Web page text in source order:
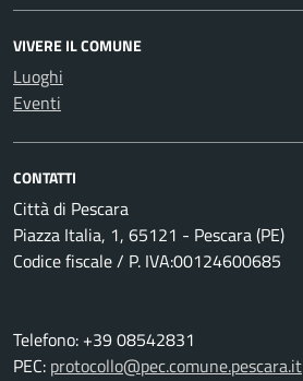
VIVERE IL COMUNE
Luoghi
Eventi
CONTATTI
Città di Pescara
Piazza Italia, 1, 65121 - Pescara (PE)
Codice fiscale / P. IVA:00124600685
Telefono: +39 08542831
PEC: protocollo@pec.comune.pescara.it